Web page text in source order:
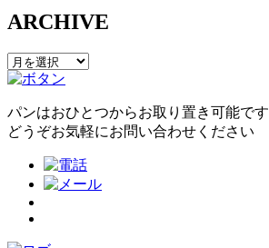
り
ARCHIVE
ARCHIVE
パンはおひとつからお取り置き可能です
どうぞお気軽にお問い合わせください